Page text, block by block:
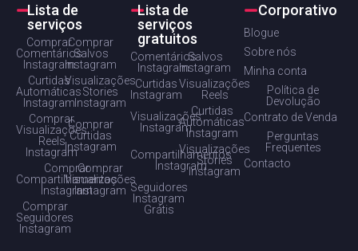
Lista de
serviços
Comprar
Comentários
Instagram
Comprar
Salvos
Instagram
Curtidas
Automáticas
Instagram
Visualizações
Stories
Instagram
Comprar
Visualizações
Reels
Instagram
Comprar
Curtidas
Instagram
Comprar
Compartilhamentos
Instagram
Comprar
Visualizações
Instagram
Comprar
Seguidores
Instagram
Lista de
serviços
gratuitos
Comentários
Instagram
Salvos
Instagram
Curtidas
Instagram
Visualizações
Reels
Visualizações
Instagram
Curtidas
Automáticas
Instagram
Compartilhamentos
Instagram
Visualizações
Stories
Instagram
Seguidores
Instagram
Grátis
Corporativo
Blogue
Sobre nós
Minha conta
Política de
Devolução
Contrato de Venda
Perguntas
Frequentes
Contacto